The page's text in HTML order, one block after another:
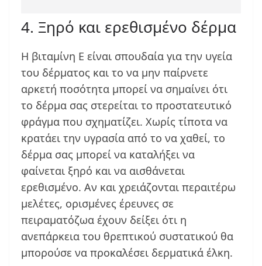
4. Ξηρό και ερεθισμένο δέρμα
Η βιταμίνη Ε είναι σπουδαία για την υγεία
του δέρματος και το να μην παίρνετε
αρκετή ποσότητα μπορεί να σημαίνει ότι
το δέρμα σας στερείται το προστατευτικό
φράγμα που σχηματίζει. Χωρίς τίποτα να
κρατάει την υγρασία από το να χαθεί, το
δέρμα σας μπορεί να καταλήξει να
φαίνεται ξηρό και να αισθάνεται
ερεθισμένο. Αν και χρειάζονται περαιτέρω
μελέτες, ορισμένες έρευνες σε
πειραματόζωα έχουν δείξει ότι η
ανεπάρκεια του θρεπτικού συστατικού θα
μπορούσε να προκαλέσει δερματικά έλκη.